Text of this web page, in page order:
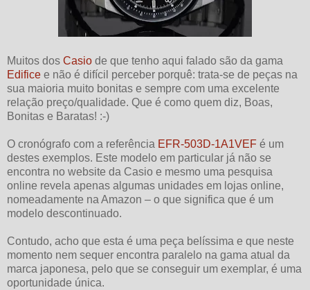
Muitos dos Casio de que tenho aqui falado são da gama
Edifice e não é difícil perceber porquê: trata-se de peças na
sua maioria muito bonitas e sempre com uma excelente
relação preço/qualidade. Que é como quem diz, Boas,
Bonitas e Baratas! :-)
O cronógrafo com a referência EFR-503D-1A1VEF é um
destes exemplos. Este modelo em particular já não se
encontra no website da Casio e mesmo uma pesquisa
online revela apenas algumas unidades em lojas online,
nomeadamente na Amazon – o que significa que é um
modelo descontinuado.
Contudo, acho que esta é uma peça belíssima e que neste
momento nem sequer encontra paralelo na gama atual da
marca japonesa, pelo que se conseguir um exemplar, é uma
oportunidade única.